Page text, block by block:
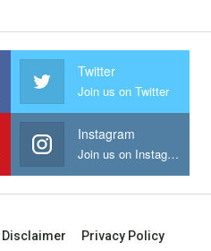
Twitter
Join us on Twitter
Instagram
Join us on Instagram
Disclaimer Privacy Policy